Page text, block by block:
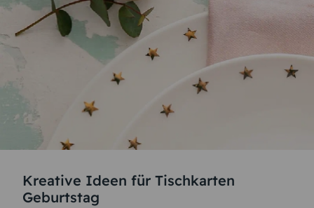
Kreative Ideen für Tischkarten
Geburtstag